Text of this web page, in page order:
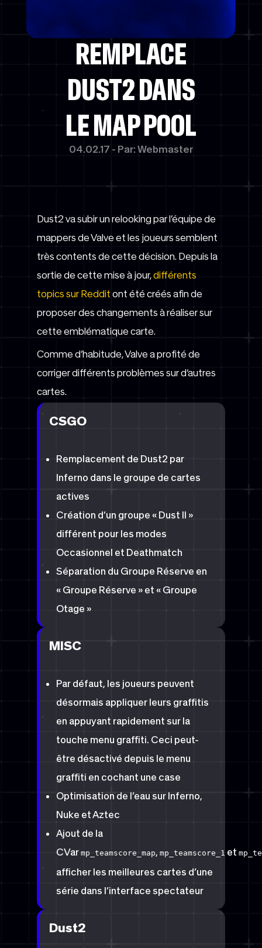
INFERNO
REMPLACE
DUST2 DANS
LE MAP POOL
04.02.17 - Par: Webmaster
Dust2 va subir un relooking par l’équipe de
mappers de Valve et les joueurs semblent
très contents de cette décision. Depuis la
sortie de cette mise à jour,différents
topics sur Reddit ont été créés afin de
proposer des changements à réaliser sur
cette emblématique carte.
Comme d’habitude, Valve a profité de
corriger différents problèmes sur d’autres
cartes.
CSGO
Remplacement de Dust2 par
Inferno dans le groupe de cartes
actives
Création d’un groupe « Dust II »
différent pour les modes
Occasionnel et Deathmatch
Séparation du Groupe Réserve en
« Groupe Réserve » et « Groupe
Otage »
MISC
Par défaut, les joueurs peuvent
désormais appliquer leurs graffitis
en appuyant rapidement sur la
touche menu graffiti. Ceci peut-
être désactivé depuis le menu
graffiti en cochant une case
Optimisation de l’eau sur Inferno,
Nuke et Aztec
Ajout de la
CVar mp_teamscore_map, mp_teamscore_1 et
afficher les meilleures cartes d’une
série dans l’interface spectateur
Dust2